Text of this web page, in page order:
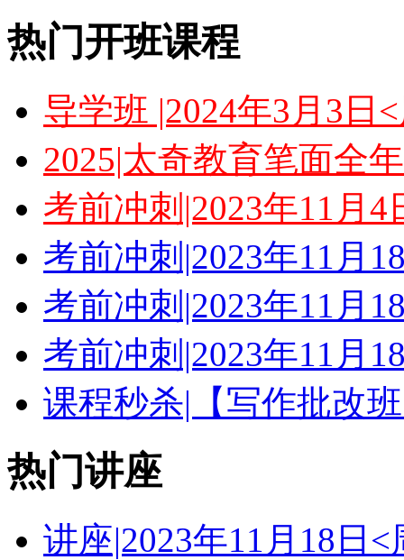
热门开班课程
导学班 |2024年3月3日
2025|太奇教育笔面全
考前冲刺|2023年11月
考前冲刺|2023年11月
考前冲刺|2023年11月
考前冲刺|2023年11月
课程秒杀|【写作批改
热门讲座
讲座|2023年11月18日